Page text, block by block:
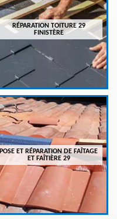
RÉPARATION TOITURE 29
FINISTÈRE
POSE ET RÉPARATION DE FAÎTAGE
ET FAÎTIÈRE 29